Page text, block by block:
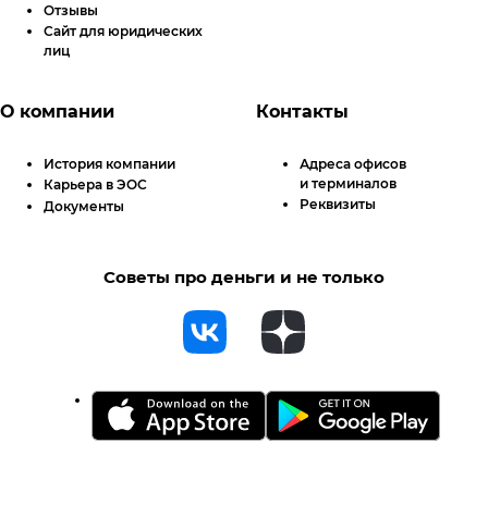
Отзывы
Сайт для юридических
лиц
О компании
История компании
Карьера в ЭОС
Документы
Контакты
Адреса офисов
и терминалов
Реквизиты
Советы про деньги и не только